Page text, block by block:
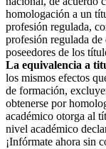
homologación a un
profesión regulada,
profesión regulada de
poseedores de los
La equivalencia a
los mismos efectos
de formación,
obtenerse por
académico otorga al
nivel académico
¡Infórmate ahora sin